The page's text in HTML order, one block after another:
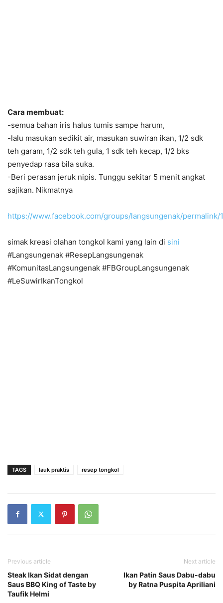
Cara membuat:
-semua bahan iris halus tumis sampe harum,
-lalu masukan sedikit air, masukan suwiran ikan, 1/2 sdk
teh garam, 1/2 sdk teh gula, 1 sdk teh kecap, 1/2 bks
penyedap rasa bila suka.
-Beri perasan jeruk nipis. Tunggu sekitar 5 menit angkat
sajikan. Nikmatnya
https://www.facebook.com/groups/langsungenak/permalink/
simak kreasi olahan tongkol kami yang lain di sini
#Langsungenak #ResepLangsungenak
#KomunitasLangsungenak #FBGroupLangsungenak
#LeSuwirIkanTongkol
TAGS lauk praktis resep tongkol
Previous article
Steak Ikan Sidat dengan
Saus BBQ King of Taste by
Taufik Helmi
Next article
Ikan Patin Saus Dabu-dabu
by Ratna Puspita Apriliani